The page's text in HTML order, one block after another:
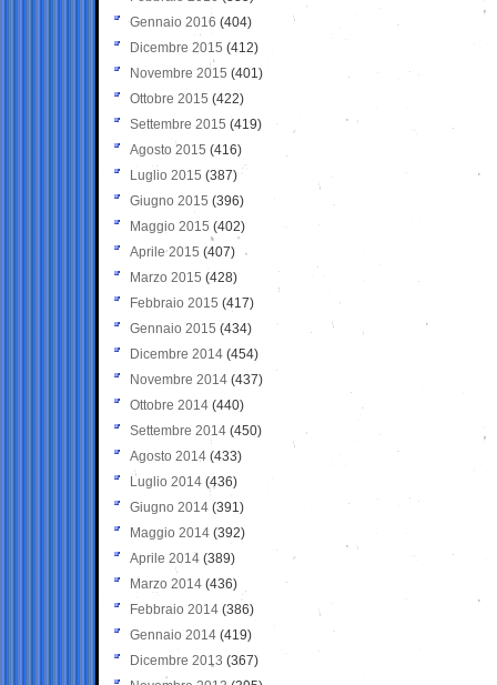
Gennaio 2016 (404)
Dicembre 2015 (412)
Novembre 2015 (401)
Ottobre 2015 (422)
Settembre 2015 (419)
Agosto 2015 (416)
Luglio 2015 (387)
Giugno 2015 (396)
Maggio 2015 (402)
Aprile 2015 (407)
Marzo 2015 (428)
Febbraio 2015 (417)
Gennaio 2015 (434)
Dicembre 2014 (454)
Novembre 2014 (437)
Ottobre 2014 (440)
Settembre 2014 (450)
Agosto 2014 (433)
Luglio 2014 (436)
Giugno 2014 (391)
Maggio 2014 (392)
Aprile 2014 (389)
Marzo 2014 (436)
Febbraio 2014 (386)
Gennaio 2014 (419)
Dicembre 2013 (367)